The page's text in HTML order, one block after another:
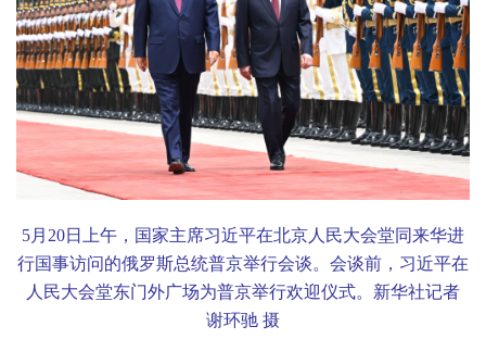
5月 20日上午，国家主席习近平在北京人民大会堂同来华进
行国事访问的俄罗斯总统普京举行会谈。会谈前，习近平在
人民大会堂东门外广场为普京举行欢迎仪式。新华社记者
谢环驰 摄